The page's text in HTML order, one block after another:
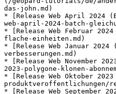
das-john.md)
* [Release Web April 2024
web-april-2024-batch-
* [Release Web Februar
flache-einheiten.md)
* [Release Web Januar
verbesserungen.md)
* [Release Web November
2023-polygone-klonen-
* [Release Web Oktober
produktveroffentlichungen/
* [Release Web September